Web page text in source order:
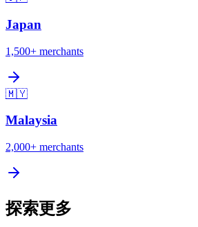
Japan
1,500+ merchants
🇲🇾
Malaysia
2,000+ merchants
探索更多